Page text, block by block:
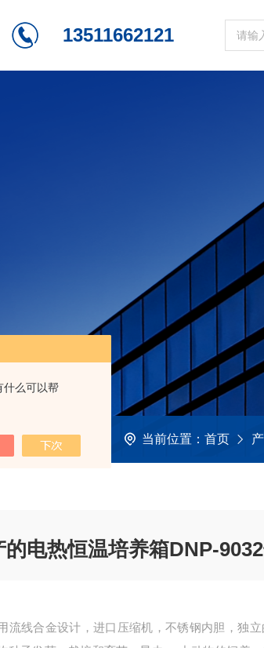
什么可以帮
13511662121
当前位置： 首页
的电热恒温培养箱DNP-
流线合金设计，进口压缩机，不锈钢内胆，独立